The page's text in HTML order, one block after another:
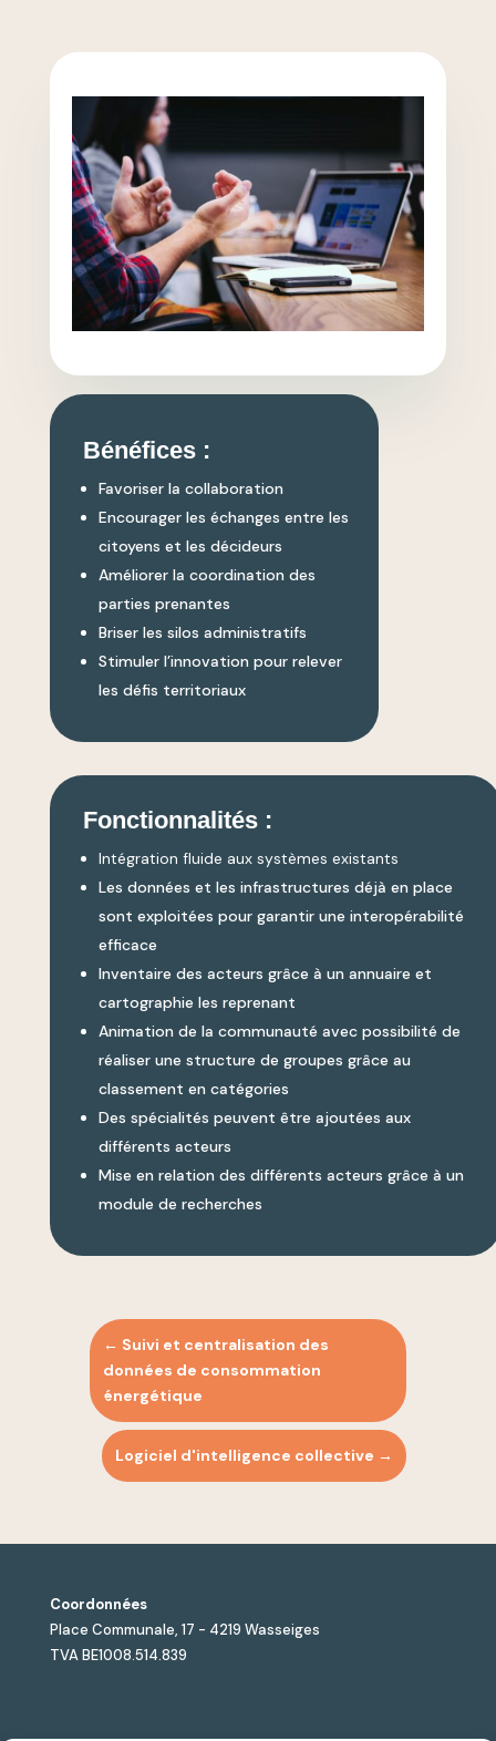
Bénéfices :
Favoriser la collaboration
Encourager les échanges entre les
citoyens et les décideurs
Améliorer la coordination des
parties prenantes
Briser les silos administratifs
Stimuler l’innovation pour relever
les défis territoriaux
Fonctionnalités :
Intégration fluide aux systèmes existants
Les données et les infrastructures déjà en place
sont exploitées pour garantir une interopérabilité
efficace
Inventaire des acteurs grâce à un annuaire et
cartographie les reprenant
Animation de la communauté avec possibilité de
réaliser une structure de groupes grâce au
classement en catégories
Des spécialités peuvent être ajoutées aux
différents acteurs
Mise en relation des différents acteurs grâce à un
module de recherches
← Suivi et centralisation des
données de consommation
énergétique
Logiciel d'intelligence collective →
Coordonnées
Place Communale, 17 - 4219 Wasseiges
TVA BE1008.514.839